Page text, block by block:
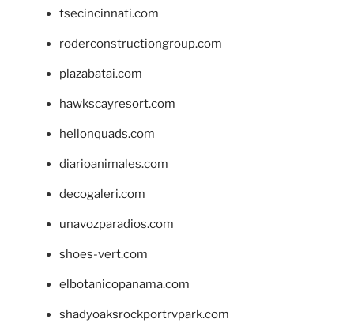
tsecincinnati.com
roderconstructiongroup.com
plazabatai.com
hawkscayresort.com
hellonquads.com
diarioanimales.com
decogaleri.com
unavozparadios.com
shoes-vert.com
elbotanicopanama.com
shadyoaksrockportrvpark.com